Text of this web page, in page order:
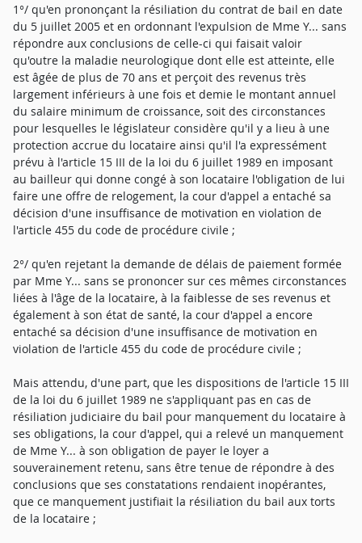
1°/ qu'en prononçant la résiliation du contrat de bail en date
du 5 juillet 2005 et en ordonnant l'expulsion de Mme Y... sans
répondre aux conclusions de celle-ci qui faisait valoir
qu'outre la maladie neurologique dont elle est atteinte, elle
est âgée de plus de 70 ans et perçoit des revenus très
largement inférieurs à une fois et demie le montant annuel
du salaire minimum de croissance, soit des circonstances
pour lesquelles le législateur considère qu'il y a lieu à une
protection accrue du locataire ainsi qu'il l'a expressément
prévu à l'article 15 III de la loi du 6 juillet 1989 en imposant
au bailleur qui donne congé à son locataire l'obligation de lui
faire une offre de relogement, la cour d'appel a entaché sa
décision d'une insuffisance de motivation en violation de
l'article 455 du code de procédure civile ;
2°/ qu'en rejetant la demande de délais de paiement formée
par Mme Y... sans se prononcer sur ces mêmes circonstances
liées à l'âge de la locataire, à la faiblesse de ses revenus et
également à son état de santé, la cour d'appel a encore
entaché sa décision d'une insuffisance de motivation en
violation de l'article 455 du code de procédure civile ;
Mais attendu, d'une part, que les dispositions de l'article 15 III
de la loi du 6 juillet 1989 ne s'appliquant pas en cas de
résiliation judiciaire du bail pour manquement du locataire à
ses obligations, la cour d'appel, qui a relevé un manquement
de Mme Y... à son obligation de payer le loyer a
souverainement retenu, sans être tenue de répondre à des
conclusions que ses constatations rendaient inopérantes,
que ce manquement justifiait la résiliation du bail aux torts
de la locataire ;